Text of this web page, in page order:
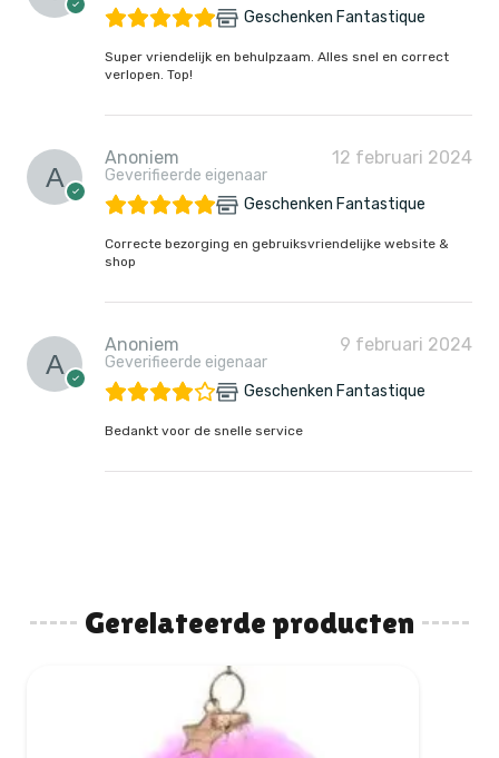
Geschenken Fantastique
Super vriendelijk en behulpzaam. Alles snel en correct
verlopen. Top!
Anoniem
Geverifieerde eigenaar
12 februari 2024
Geschenken Fantastique
Correcte bezorging en gebruiksvriendelijke website &
shop
Anoniem
Geverifieerde eigenaar
9 februari 2024
Geschenken Fantastique
Bedankt voor de snelle service
Gerelateerde producten